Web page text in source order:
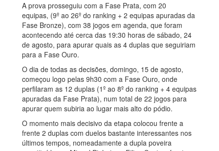
A prova prosseguiu com a Fase Prata, com 20
equipas, (9º ao 26º do ranking + 2 equipas apuradas da
Fase Bronze), com 38 jogos em agenda, que foram
acontecendo até cerca das 19:30 horas de sábado, 24
de agosto, para apurar quais as 4 duplas que seguiriam
para a Fase Ouro.
O dia de todas as decisões, domingo, 15 de agosto,
começou logo pelas 9h30 com a Fase Ouro, onde
perfilaram as 12 duplas (1º ao 8º do ranking + 4 equipas
apuradas da Fase Prata), num total de 22 jogos para
apurar quem subiria ao lugar mais alto do pódio.
O momento mais decisivo da etapa colocou frente a
frente 2 duplas com duelos bastante interessantes nos
últimos tempos, nomeadamente a dupla poveira